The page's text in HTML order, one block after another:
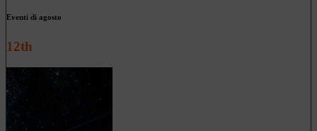
Eventi di agosto
12th